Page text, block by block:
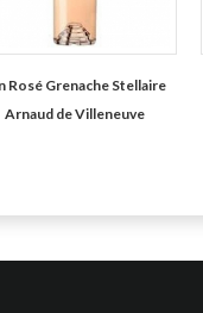
Rosé Grenache Stellaire
Arnaud de Villeneuve